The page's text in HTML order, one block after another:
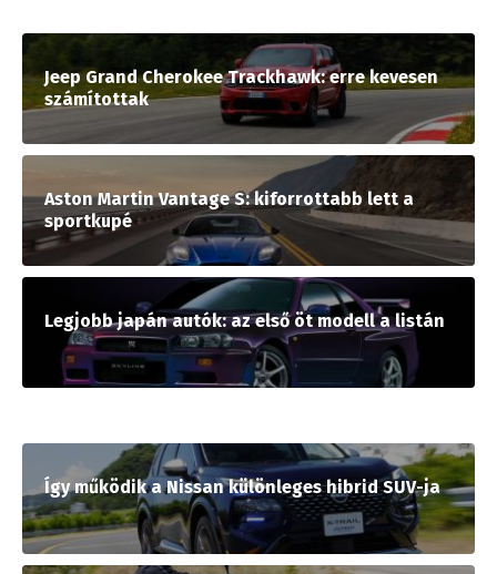
Jeep Grand Cherokee Trackhawk: erre kevesen
számítottak
Aston Martin Vantage S: kiforrottabb lett a
sportkupé
Legjobb japán autók: az első öt modell a listán
Így működik a Nissan különleges hibrid SUV-ja